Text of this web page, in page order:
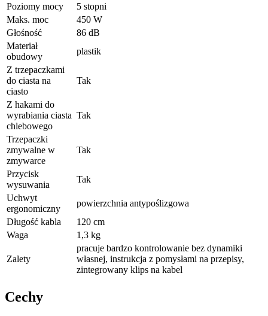
Poziomy mocy
5 stopni
Maks. moc
450 W
Głośność
86 dB
Materiał
obudowy
plastik
Z trzepaczkami
do ciasta na
ciasto
Tak
Z hakami do
wyrabiania ciasta
chlebowego
Tak
Trzepaczki
zmywalne w
zmywarce
Tak
Przycisk
wysuwania
Tak
Uchwyt
ergonomiczny
powierzchnia antypoślizgowa
Długość kabla
120 cm
Waga
1,3 kg
Zalety
pracuje bardzo kontrolowanie bez dynamiki
własnej, instrukcja z pomysłami na przepisy,
zintegrowany klips na kabel
Cechy